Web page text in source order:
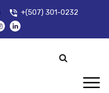
+(507) 301-0232